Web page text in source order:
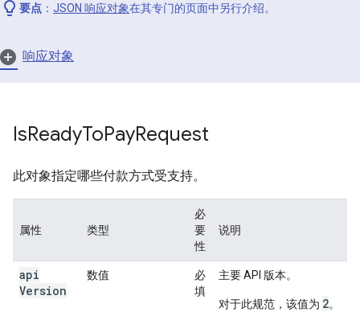
要点 ： JSON 响应对象在其专门的页面中另行介绍。
响应对象
IsReadyToPayRequest
此对象指定哪些付款方式受支持。
属性 类型
必
要
性
说明
api
Version
数值
必
填
主要 API 版本。
对于此规范，该值为 2。